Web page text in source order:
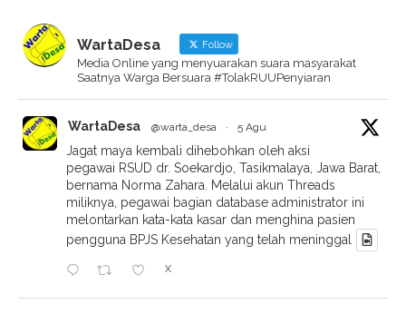
WartaDesa Follow
Media Online yang menyuarakan suara masyarakat
Saatnya Warga Bersuara #TolakRUUPenyiaran
WartaDesa @warta_desa · 5 Agu
Jagat maya kembali dihebohkan oleh aksi
pegawai RSUD dr. Soekardjo, Tasikmalaya, Jawa Barat,
bernama Norma Zahara. Melalui akun Threads
miliknya, pegawai bagian database administrator ini
melontarkan kata-kata kasar dan menghina pasien
pengguna BPJS Kesehatan yang telah meninggal
X